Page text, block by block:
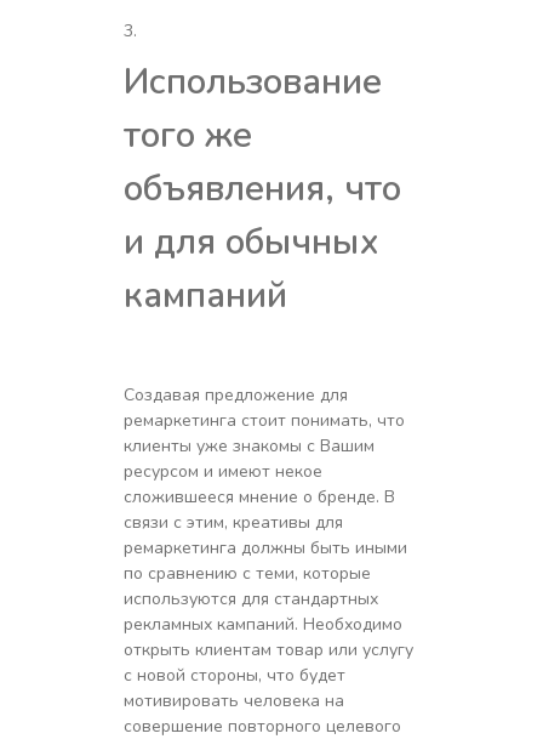
Использование
того же
объявления, что
и для обычных
кампаний
Создавая предложение для
ремаркетинга стоит понимать, что
клиенты уже знакомы с Вашим
ресурсом и имеют некое
сложившееся мнение о бренде. В
связи с этим, креативы для
ремаркетинга должны быть иными
по сравнению с теми, которые
используются для стандартных
рекламных кампаний. Необходимо
открыть клиентам товар или услугу
с новой стороны, что будет
мотивировать человека на
совершение повторного целевого